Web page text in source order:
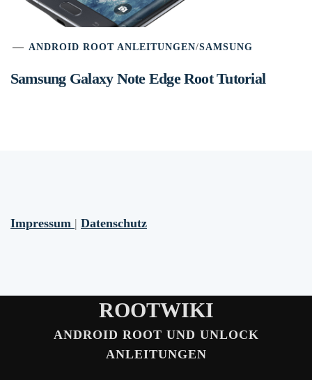
ANDROID ROOT ANLEITUNGEN/SAMSUNG
Samsung Galaxy Note Edge Root Tutorial
Impressum | Datenschutz
ROOTWIKI
ANDROID ROOT UND UNLOCK
ANLEITUNGEN